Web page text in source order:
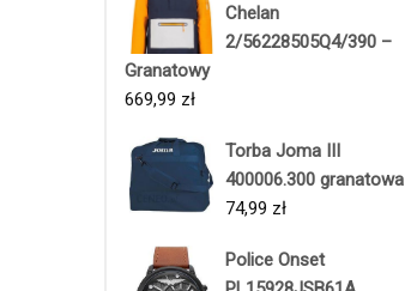
Chelan
2/56228505Q4/390 –
Granatowy
669,99 zł
Torba Joma III
400006.300 granatowa
74,99 zł
Police Onset